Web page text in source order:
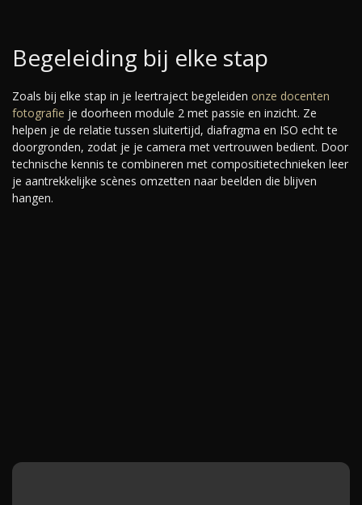
Begeleiding bij elke stap
Zoals bij elke stap in je leertraject begeleiden onze docenten
fotografie je doorheen module 2 met passie en inzicht. Ze
helpen je de relatie tussen sluitertijd, diafragma en ISO echt te
doorgronden, zodat je je camera met vertrouwen bedient. Door
technische kennis te combineren met compositietechnieken leer
je aantrekkelijke scènes omzetten naar beelden die blijven
hangen.